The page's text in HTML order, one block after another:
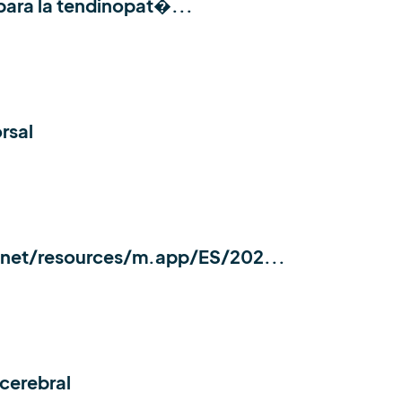
la tendinopat�...
resources/m.app/ES/202...